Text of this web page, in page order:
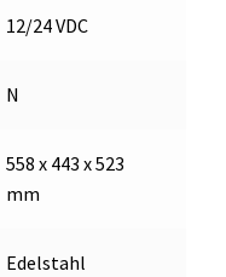
12/24 VDC
N
558 x 443 x 523
mm
Edelstahl